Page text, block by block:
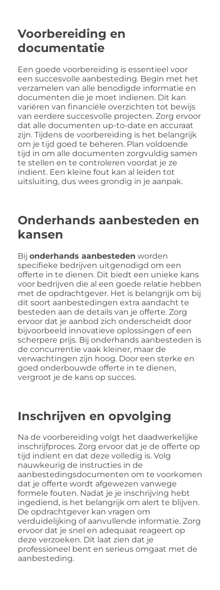
Voorbereiding en
documentatie
Een goede voorbereiding is essentieel voor
een succesvolle aanbesteding. Begin met het
verzamelen van alle benodigde informatie en
documenten die je moet indienen. Dit kan
variëren van financiële overzichten tot bewijs
van eerdere succesvolle projecten. Zorg ervoor
dat alle documenten up-to-date en accuraat
zijn. Tijdens de voorbereiding is het belangrijk
om je tijd goed te beheren. Plan voldoende
tijd in om alle documenten zorgvuldig samen
te stellen en te controleren voordat je ze
indient. Een kleine fout kan al leiden tot
uitsluiting, dus wees grondig in je aanpak.
Onderhands aanbesteden en
kansen
Bij onderhands aanbesteden worden
specifieke bedrijven uitgenodigd om een
offerte in te dienen. Dit biedt een unieke kans
voor bedrijven die al een goede relatie hebben
met de opdrachtgever. Het is belangrijk om bij
dit soort aanbestedingen extra aandacht te
besteden aan de details van je offerte. Zorg
ervoor dat je aanbod zich onderscheidt door
bijvoorbeeld innovatieve oplossingen of een
scherpere prijs. Bij onderhands aanbesteden is
de concurrentie vaak kleiner, maar de
verwachtingen zijn hoog. Door een sterke en
goed onderbouwde offerte in te dienen,
vergroot je de kans op succes.
Inschrijven en opvolging
Na de voorbereiding volgt het daadwerkelijke
inschrijfproces. Zorg ervoor dat je de offerte op
tijd indient en dat deze volledig is. Volg
nauwkeurig de instructies in de
aanbestedingsdocumenten om te voorkomen
dat je offerte wordt afgewezen vanwege
formele fouten. Nadat je je inschrijving hebt
ingediend, is het belangrijk om alert te blijven.
De opdrachtgever kan vragen om
verduidelijking of aanvullende informatie. Zorg
ervoor dat je snel en adequaat reageert op
deze verzoeken. Dit laat zien dat je
professioneel bent en serieus omgaat met de
aanbesteding.